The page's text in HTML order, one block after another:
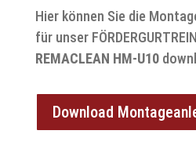
Hier können Sie die
für unser
REMACLEAN HM-U10
Download